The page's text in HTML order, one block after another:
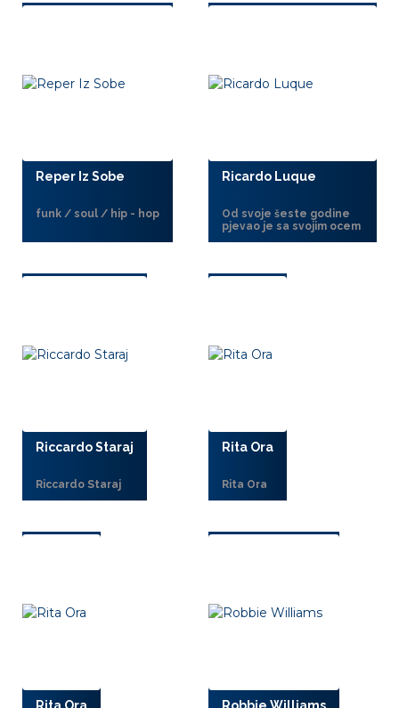
Reper Iz Sobe
funk / soul / hip - hop
Ricardo Luque
Od svoje šeste godine
pjevao je sa svojim ocem
Riccardo Staraj
Riccardo Staraj
Rita Ora
Rita Ora